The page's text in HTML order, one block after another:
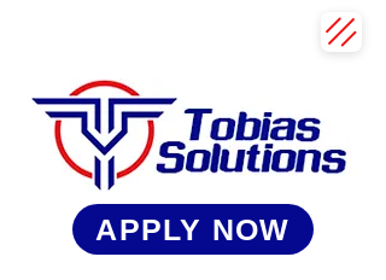
APPLY NOW